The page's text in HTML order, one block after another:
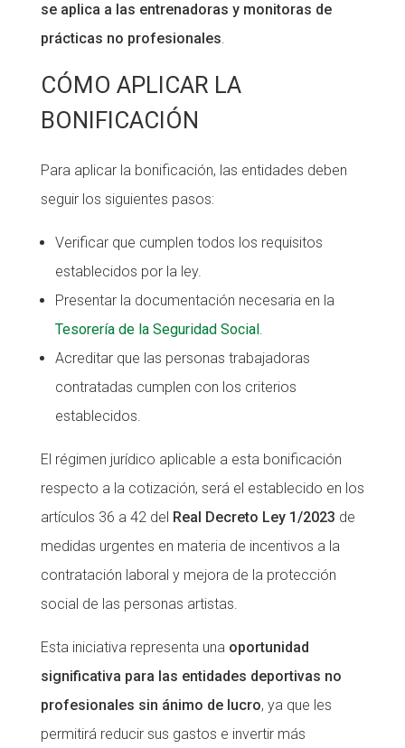
se aplica a las entrenadoras y monitoras de
prácticas no profesionales.
CÓMO APLICAR LA
BONIFICACIÓN
Para aplicar la bonificación, las entidades deben
seguir los siguientes pasos:
Verificar que cumplen todos los requisitos
establecidos por la ley.
Presentar la documentación necesaria en la
Tesorería de la Seguridad Social.
Acreditar que las personas trabajadoras
contratadas cumplen con los criterios
establecidos.
El régimen jurídico aplicable a esta bonificación
respecto a la cotización, será el establecido en los
artículos 36 a 42 del Real Decreto Ley 1/2023 de
medidas urgentes en materia de incentivos a la
contratación laboral y mejora de la protección
social de las personas artistas.
Esta iniciativa representa una oportunidad
significativa para las entidades deportivas no
profesionales sin ánimo de lucro, ya que les
permitirá reducir sus gastos e invertir más